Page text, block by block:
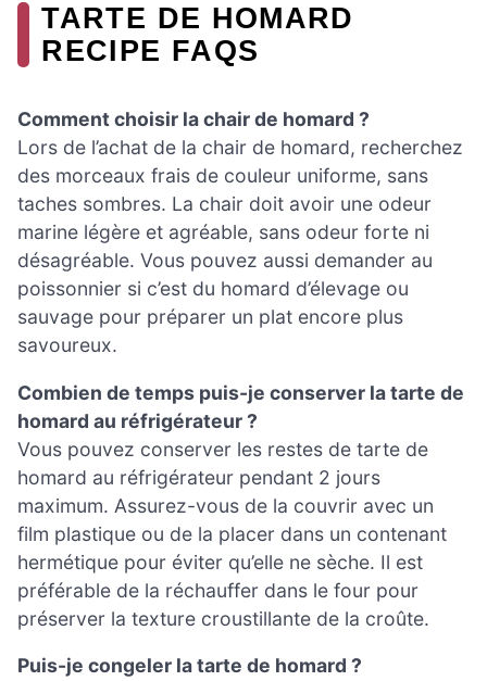
TARTE DE HOMARD
RECIPE FAQS
Comment choisir la chair de homard ?
Lors de l’achat de la chair de homard, recherchez
des morceaux frais de couleur uniforme, sans
taches sombres. La chair doit avoir une odeur
marine légère et agréable, sans odeur forte ni
désagréable. Vous pouvez aussi demander au
poissonnier si c’est du homard d’élevage ou
sauvage pour préparer un plat encore plus
savoureux.
Combien de temps puis-je conserver la tarte de
homard au réfrigérateur ?
Vous pouvez conserver les restes de tarte de
homard au réfrigérateur pendant 2 jours
maximum. Assurez-vous de la couvrir avec un
film plastique ou de la placer dans un contenant
hermétique pour éviter qu’elle ne sèche. Il est
préférable de la réchauffer dans le four pour
préserver la texture croustillante de la croûte.
Puis-je congeler la tarte de homard ?